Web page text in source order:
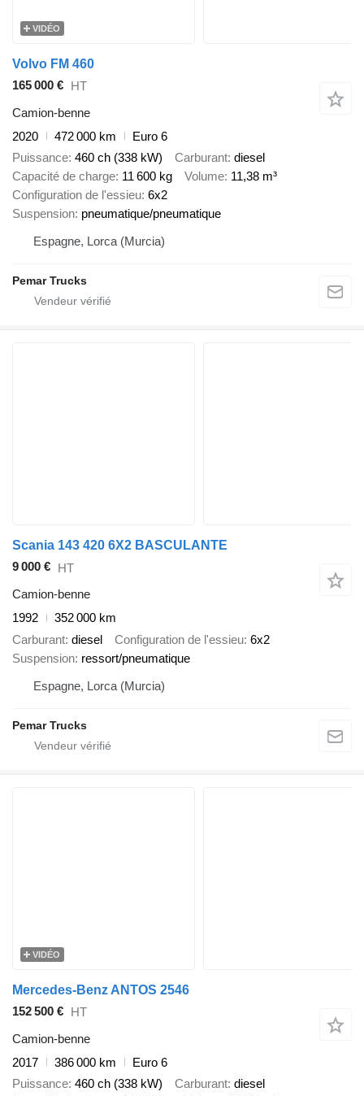
VIDÉO
Volvo FM 460
165 000 € HT
Camion-benne
2020
472 000 km
Euro 6
Puissance 460 ch (338 kW) Carburant diesel
Capacité de charge 11 600 kg Volume 11,38 m³
Configuration de l'essieu 6x2
Suspension pneumatique/pneumatique
Espagne, Lorca (Murcia)
Pemar Trucks
Scania 143 420 6X2 BASCULANTE
9 000 € HT
Camion-benne
1992
352 000 km
Carburant diesel Configuration de l'essieu 6x2
Suspension ressort/pneumatique
Espagne, Lorca (Murcia)
Pemar Trucks
VIDÉO
Mercedes-Benz ANTOS 2546
152 500 € HT
Camion-benne
2017
386 000 km
Euro 6
Puissance 460 ch (338 kW) Carburant diesel